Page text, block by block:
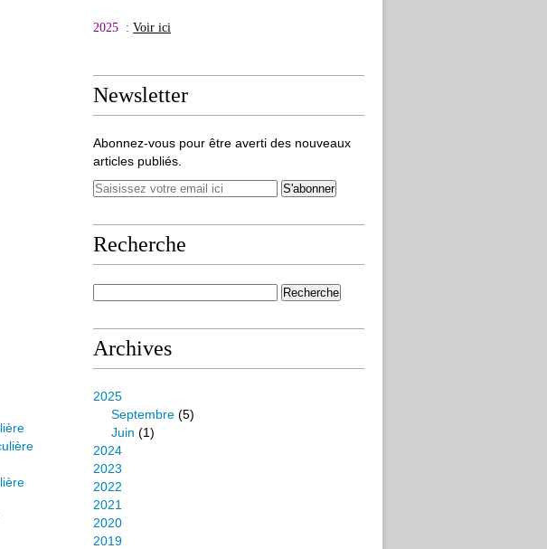
2025 : Voir ici
Newsletter
Abonnez-vous pour être averti des nouveaux
articles publiés.
Recherche
Archives
2025
Septembre (5)
Juin (1)
2024
2023
2022
2021
2020
2019